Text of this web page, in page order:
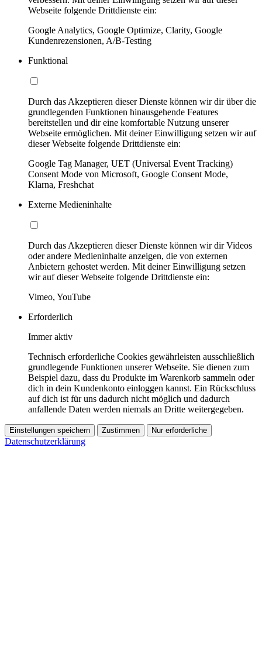
Webseite folgende Drittdienste ein:
Google Analytics, Google Optimize, Clarity, Google
Kundenrezensionen, A/B-Testing
Funktional
Durch das Akzeptieren dieser Dienste können wir dir über die
grundlegenden Funktionen hinausgehende Features
bereitstellen und dir eine komfortable Nutzung unserer
Webseite ermöglichen. Mit deiner Einwilligung setzen wir auf
dieser Webseite folgende Drittdienste ein:
Google Tag Manager, UET (Universal Event Tracking)
Consent Mode von Microsoft, Google Consent Mode,
Klarna, Freshchat
Externe Medieninhalte
Durch das Akzeptieren dieser Dienste können wir dir Videos
oder andere Medieninhalte anzeigen, die von externen
Anbietern gehostet werden. Mit deiner Einwilligung setzen
wir auf dieser Webseite folgende Drittdienste ein:
Vimeo, YouTube
Erforderlich
Immer aktiv
Technisch erforderliche Cookies gewährleisten ausschließlich
grundlegende Funktionen unserer Webseite. Sie dienen zum
Beispiel dazu, dass du Produkte im Warenkorb sammeln oder
dich in dein Kundenkonto einloggen kannst. Ein Rückschluss
auf dich ist für uns dadurch nicht möglich und dadurch
anfallende Daten werden niemals an Dritte weitergegeben.
Einstellungen speichern Zustimmen Nur erforderliche
Datenschutzerklärung